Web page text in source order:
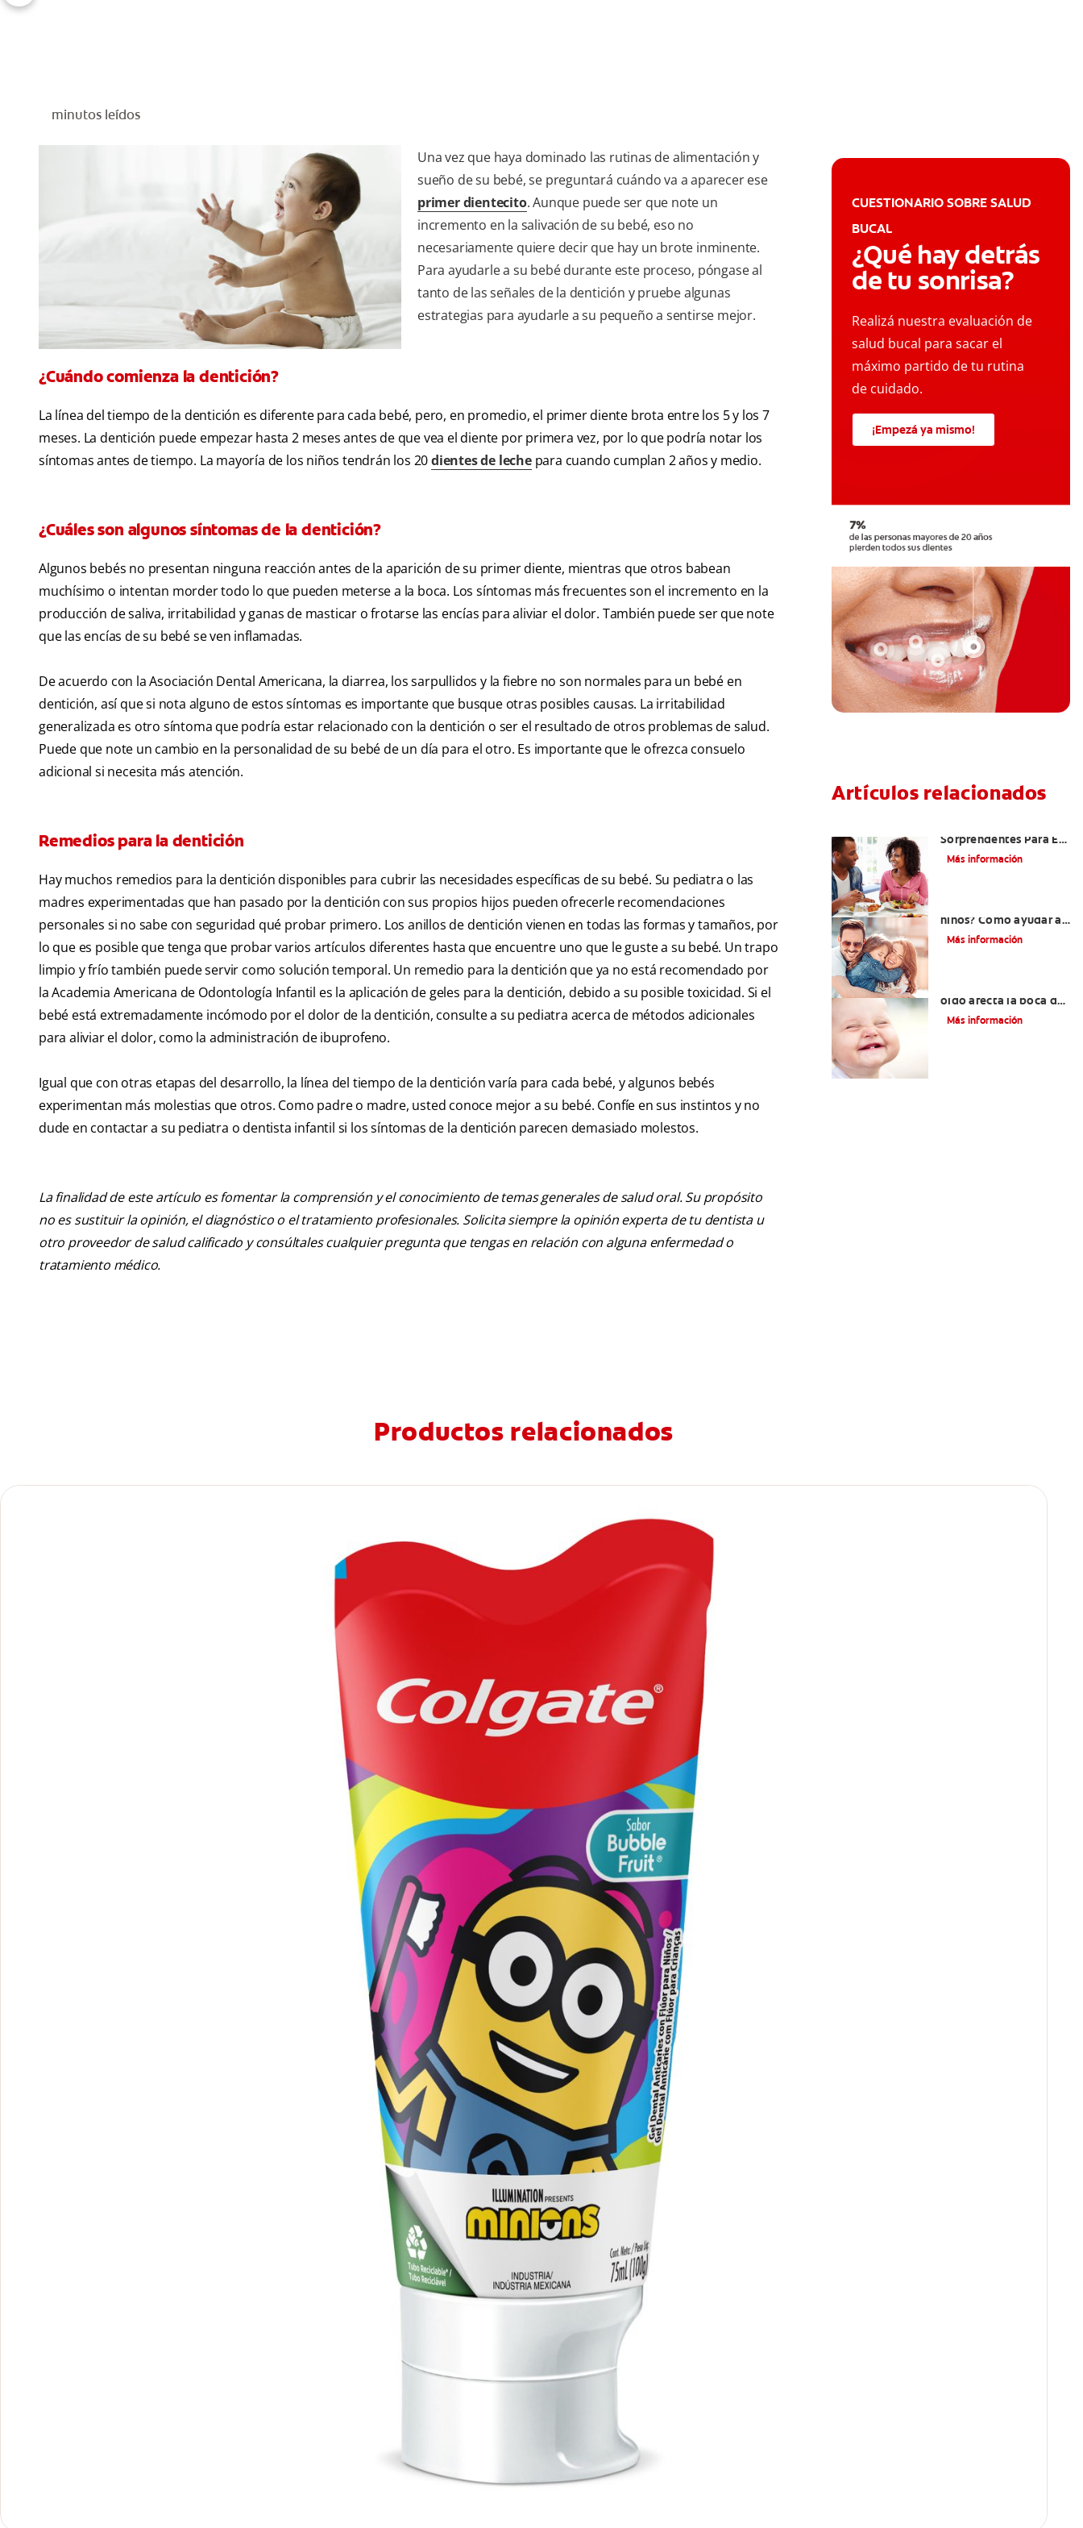
minutos leídos
Una vez que haya dominado las rutinas de alimentación y
sueño de su bebé, se preguntará cuándo va a aparecer ese
primer dientecito. Aunque puede ser que note un
incremento en la salivación de su bebé, eso no
necesariamente quiere decir que hay un brote inminente.
Para ayudarle a su bebé durante este proceso, póngase al
tanto de las señales de la dentición y pruebe algunas
estrategias para ayudarle a su pequeño a sentirse mejor.
¿Cuándo comienza la dentición?
La línea del tiempo de la dentición es diferente para cada bebé, pero, en promedio, el primer diente brota entre los 5 y los 7
meses. La dentición puede empezar hasta 2 meses antes de que vea el diente por primera vez, por lo que podría notar los
síntomas antes de tiempo. La mayoría de los niños tendrán los 20dientes de lechepara cuando cumplan 2 años y medio.
¿Cuáles son algunos síntomas de la dentición?
Algunos bebés no presentan ninguna reacción antes de la aparición de su primer diente, mientras que otros babean
muchísimo o intentan morder todo lo que pueden meterse a la boca. Los síntomas más frecuentes son el incremento en la
producción de saliva, irritabilidad y ganas de masticar o frotarse las encías para aliviar el dolor. También puede ser que note
que las encías de su bebé se ven inflamadas.
De acuerdo con la Asociación Dental Americana, la diarrea, los sarpullidos y la fiebre no son normales para un bebé en
dentición, así que si nota alguno de estos síntomas es importante que busque otras posibles causas. La irritabilidad
generalizada es otro síntoma que podría estar relacionado con la dentición o ser el resultado de otros problemas de salud.
Puede que note un cambio en la personalidad de su bebé de un día para el otro. Es importante que le ofrezca consuelo
adicional si necesita más atención.
Remedios para la dentición
Hay muchos remedios para la dentición disponibles para cubrir las necesidades específicas de su bebé. Su pediatra o las
madres experimentadas que han pasado por la dentición con sus propios hijos pueden ofrecerle recomendaciones
personales si no sabe con seguridad qué probar primero. Los anillos de dentición vienen en todas las formas y tamaños, por
lo que es posible que tenga que probar varios artículos diferentes hasta que encuentre uno que le guste a su bebé. Un trapo
limpio y frío también puede servir como solución temporal. Un remedio para la dentición que ya no está recomendado por
la Academia Americana de Odontología Infantil es la aplicación de geles para la dentición, debido a su posible toxicidad. Si el
bebé está extremadamente incómodo por el dolor de la dentición, consulte a su pediatra acerca de métodos adicionales
para aliviar el dolor, como la administración de ibuprofeno.
Igual que con otras etapas del desarrollo, la línea del tiempo de la dentición varía para cada bebé, y algunos bebés
experimentan más molestias que otros. Como padre o madre, usted conoce mejor a su bebé. Confíe en sus instintos y no
dude en contactar a su pediatra o dentista infantil si los síntomas de la dentición parecen demasiado molestos.
La finalidad de este artículo es fomentar la comprensión y el conocimiento de temas generales de salud oral. Su propósito
no es sustituir la opinión, el diagnóstico o el tratamiento profesionales. Solicita siempre la opinión experta de tu dentista u
otro proveedor de salud calificado y consúltales cualquier pregunta que tengas en relación con alguna enfermedad o
tratamiento médico.
CUESTIONARIO SOBRE SALUD
BUCAL
¿Qué hay detrás
de tu sonrisa?
Realizá nuestra evaluación de
salud bucal para sacar el
máximo partido de tu rutina
de cuidado.
¡Empezá ya mismo!
Artículos relacionados
Sorprendentes Para El
Mal Aliento En Los
Más información
niños? Cómo ayudar a
tus pequeños en el
Más información
oído afecta la boca del
bebé?
Más información
Productos relacionados